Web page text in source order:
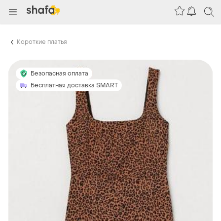
Короткие платья
Безопасная оплата
Бесплатная доставка SMART